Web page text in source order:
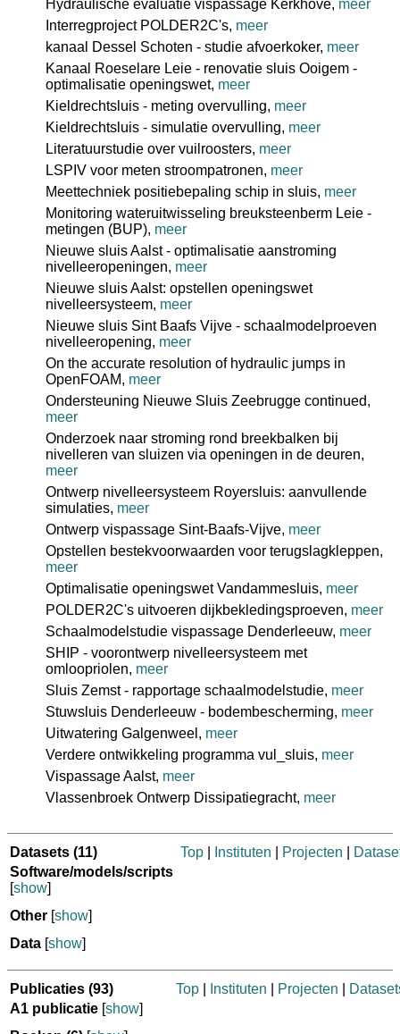
Hydraulische evaluatie vispassage Kerkhove, meer
Interregproject POLDER2C's, meer
kanaal Dessel Schoten - studie afvoerkoker, meer
Kanaal Roeselare Leie - renovatie sluis Ooigem -
optimalisatie openingswet, meer
Kieldrechtsluis - meting overvulling, meer
Kieldrechtsluis - simulatie overvulling, meer
Literatuurstudie over vuilroosters, meer
LSPIV voor meten stroompatronen, meer
Meettechniek positiebepaling schip in sluis, meer
Monitoring wateruitwisseling breuksteenberm Leie -
metingen (BUP), meer
Nieuwe sluis Aalst - optimalisatie aanstroming
nivelleeropeningen, meer
Nieuwe sluis Aalst: opstellen openingswet
nivelleersysteem, meer
Nieuwe sluis Sint Baafs Vijve - schaalmodelproeven
nivelleeropening, meer
On the accurate resolution of hydraulic jumps in
OpenFOAM, meer
Ondersteuning Nieuwe Sluis Zeebrugge continued,
meer
Onderzoek naar stroming rond breekbalken bij
nivelleren van sluizen via openingen in de deuren,
meer
Ontwerp nivelleersysteem Royersluis: aanvullende
simulaties, meer
Ontwerp vispassage Sint-Baafs-Vijve, meer
Opstellen bestekvoorwaarden voor terugslagkleppen,
meer
Optimalisatie openingswet Vandammesluis, meer
POLDER2C's uitvoeren dijkbekledingsproeven, meer
Schaalmodelstudie vispassage Denderleeuw, meer
SHIP - voorontwerp nivelleersysteem met
omloopriolen, meer
Sluis Zemst - rapportage schaalmodelstudie, meer
Stuwsluis Denderleeuw - bodembescherming, meer
Uitwatering Galgenweel, meer
Verdere ontwikkeling programma vul_sluis, meer
Vispassage Aalst, meer
Vlassenbroek Ontwerp Dissipatiegracht, meer
Datasets (11) Top Instituten Projecten
Software/models/scripts
[show]
Other [show]
Data [show]
Publicaties (93) Top Instituten Projecten
A1 publicatie [show]